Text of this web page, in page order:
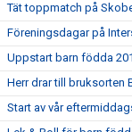
Tät toppmatch på
Föreningsdagar på
Uppstart barn födda
Herr drar till bruksorten
Start av vår